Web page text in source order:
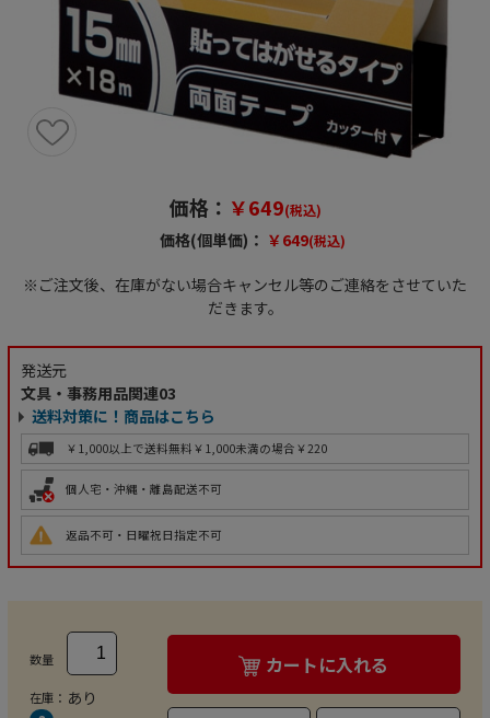
価格： ￥649(税込)
価格(個単価)： ￥649(税込)
※ご注文後、在庫がない場合キャンセル等のご連絡をさせていた
だきます。
発送元
文具・事務用品関連03
送料対策に！商品はこちら
￥1,000以上で送料無料 ￥1,000未満の場合￥220
個人宅・沖縄・離島配送不可
返品不可・日曜祝日指定不可
数量
在庫： あり
カートに入れる